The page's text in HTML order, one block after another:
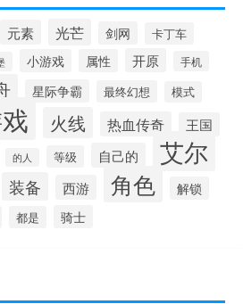
元素 光芒 剑网 卡丁车
小游戏 属性 开原 手机
星际争霸 最终幻想 模式
火线 热血传奇 王国
的人 等级 自己的 艾尔
装备 西游 角色 解锁
都是 骑士